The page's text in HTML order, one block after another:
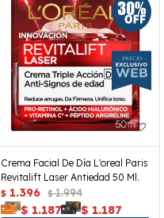
Crema Facial De Día L'oreal Paris
Revitalift Laser Antiedad 50 Ml.
$ 1.396 $ 1.994
$ 1.187 $ 1.187